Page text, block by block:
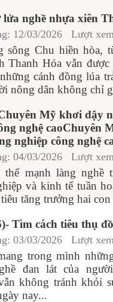
lửa nghề nhựa xiên
12/03/2026 Lượt
sông Chu hiền hòa,
Thanh Hóa vẫn
cánh đồng lúa
nông dân không chỉ
Mỹ khơi dậy
nghệ caoChuyên
nghiệp công nghệ
04/03/2026 Lượt
thế mạnh làng nghề
và kinh tế tuần
tăng trưởng hai con
Tìm cách tiêu thụ
03/03/2026 Lượt
trong mình
đan lát của
không tránh khỏi
nay...